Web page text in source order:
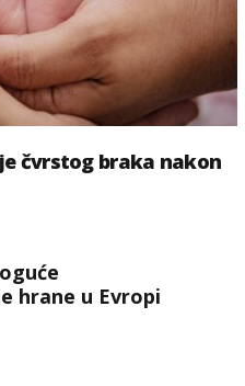
čvrstog braka nakon
hrane u Evropi